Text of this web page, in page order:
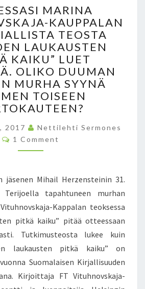
I
S
T
A
,
E
L
Ä
M
Ä
P
U
U
A
K
E
S
K
L
L
Ä
P
U
K
I
E
S
S
A
S
M
A
V
I
T
U
H
N
O
V
K
MARINA
KAUPPALAN
TEOSTA
LAUKAUSTEN
KAIKU” LUET
OLIKO DUUMAN
MURHA SYYNÄ
TOISEEN
2017
Nettilehti Sermones
C
O
N
T
S
1 Comment
jäsenen Mihail Herzensteinin 31.
Terijoella tapahtuneen murhan
Kappalan teoksessa
pitkä kaiku” pitää otteessaan
Tutkimusteosta lukee kuin
laukausten pitkä kaiku” on
Suomalaisen Kirjallisuuden
Kirjoittaja FT Vituhnovskaja-